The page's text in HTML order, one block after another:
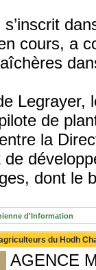
cours, a
Legrayer,
de
la
dont le
d'Information
du Hodh
AGENCE